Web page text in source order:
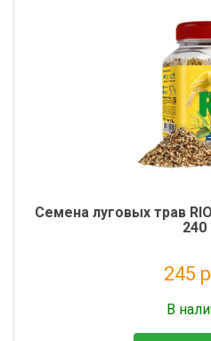
Семена луговых трав
240
245
В